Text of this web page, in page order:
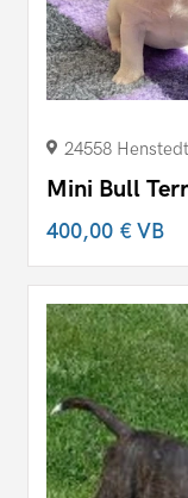
24558
Mini Bull
400,00 €VB